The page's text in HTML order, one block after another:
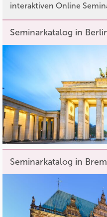
interaktiven Online
Seminarkatalog in
Seminarkatalog in